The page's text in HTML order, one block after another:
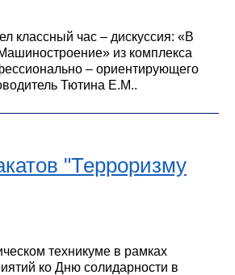
классный час – дискуссия: «В
из комплекса
– ориентирующего
Тютина Е.М..
"Терроризму
техникуме в рамках
ко Дню солидарности в